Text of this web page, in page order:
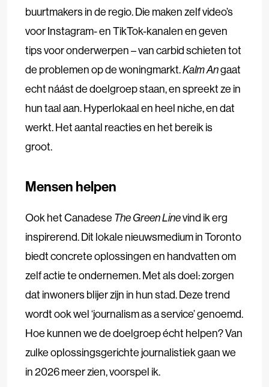
buurtmakers in de regio. Die maken zelf video’s
voor Instagram- en TikTok-kanalen en geven
tips voor onderwerpen – van carbid schieten tot
de problemen op de woningmarkt.Kalm Angaat
echt náást de doelgroep staan, en spreekt ze in
hun taal aan. Hyperlokaal en heel niche, en dat
werkt. Het aantal reacties en het bereik is
groot.
Mensen helpen
Ook het Canadese The Green Linevind ik erg
inspirerend. Dit lokale nieuwsmedium in Toronto
biedt concrete oplossingen en handvatten om
zelf actie te ondernemen. Met als doel: zorgen
dat inwoners blijer zijn in hun stad. Deze trend
wordt ook wel ‘journalism as a service’ genoemd.
Hoe kunnen we de doelgroep écht helpen? Van
zulke oplossingsgerichte journalistiek gaan we
in 2026 meer zien, voorspel ik.